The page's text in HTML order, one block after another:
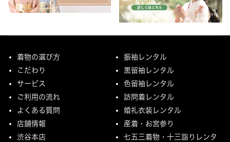
着物の選び方
こだわり
サービス
ご利用の流れ
よくある質問
店舗情報
渋谷本店
振袖レンタル
黒留袖レンタル
色留袖レンタル
訪問着レンタル
婚礼衣装レンタル
産着・お宮参り
七五三着物・十三詣りレンタ